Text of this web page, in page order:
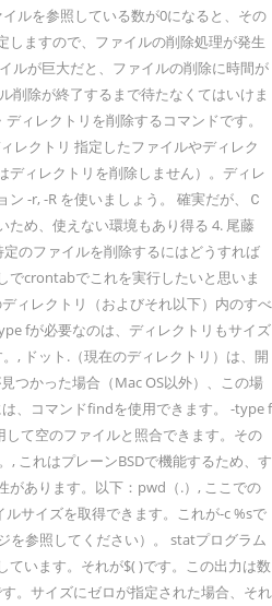
ルを参照している数が0になると、その
しますので、ファイルの削除処理が発生
ルが巨大だと、ファイルの削除に時間が
削除が終了するまで待たなくてはいけま
ィレクトリを削除するコマンドです。
レクトリ 指定したファイルやディレク
ディレクトリを削除しません）。ディレ
-r, -R を使いましょう。 確実だが、Ｃ
ため、使えない環境もあり得る 4. 尾藤
のファイルを削除するにはどうすれば
でcrontabでこれを実行したいと思いま
ィレクトリ（およびそれ以下）内のすべ
fが必要なのは、ディレクトリもサイズ
, ドット.（現在のディレクトリ）は、開
つかった場合（Mac OS以外）、この場
、コマンドfindを使用できます。 -type f
して空のファイルと照合できます。その
, これはプレーンBSDで機能するため、す
があります。以下：pwd（.）, ここでの
サイズを取得できます。これが-c %sで
を参照してください）。 statプログラム
ています。それが$( )です。この出力は数
。サイズにゼロが指定された場合、それ